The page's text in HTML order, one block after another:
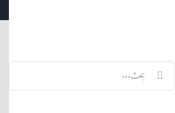
البحث
عن: